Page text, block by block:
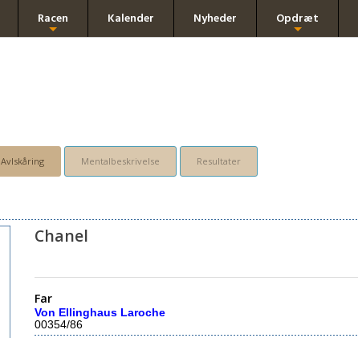
Racen Kalender Nyheder Opdræt
Avlskåring Mentalbeskrivelse Resultater
Chanel
Far
Von Ellinghaus Laroche
00354/86